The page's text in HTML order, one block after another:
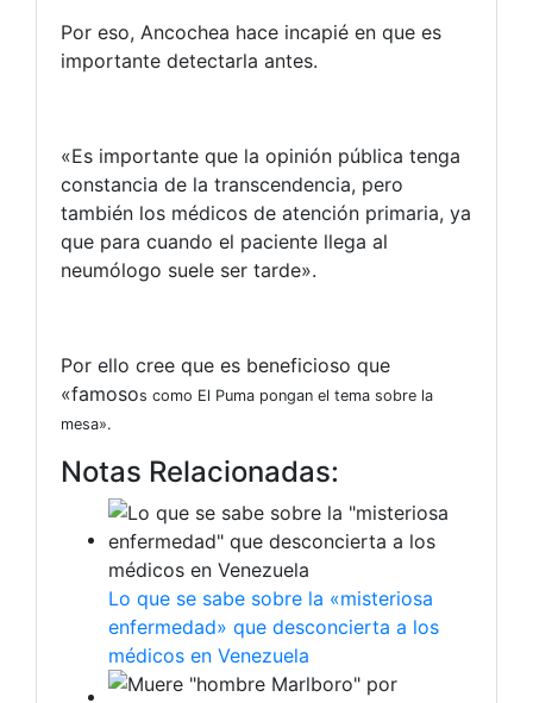
Por eso, Ancochea hace incapié en que es
importante detectarla antes.
«Es importante que la opinión pública tenga
constancia de la transcendencia, pero
también los médicos de atención primaria, ya
que para cuando el paciente llega al
neumólogo suele ser tarde».
Por ello cree que es beneficioso que
«famosos como El Puma pongan el tema sobre la
mesa».
Notas Relacionadas:
Lo que se sabe sobre la «misteriosa
enfermedad» que desconcierta a los
médicos en Venezuela